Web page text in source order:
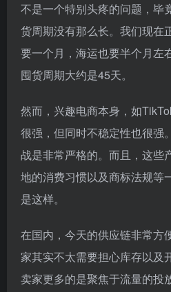
不是一个特别头疼的问题，毕
货周期没有那么长。我们现在
要一个月，海运也要半个月左
囤货周期大约是45天。
然而，兴趣电商本身，如
很强，但同时不稳定性也很强
战是非常严格的。而且，这些
地的消费习惯以及商标法规等
是这样。
在国内，今天的供应链非常方
家其实不太需要担心库存以及
卖家更多的是聚焦于流量的投